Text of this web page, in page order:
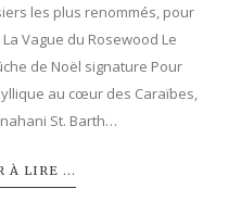
les plus renommés, pour
Vague du Rosewood Le
de Noël signature Pour
au cœur des Caraïbes,
St. Barth…
À LIRE ...